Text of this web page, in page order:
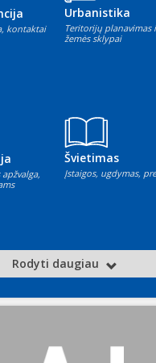
kontaktai
Urbanistika
Teritorijų planavimas
žemės sklypai
Švietimas
Įstaigos, ugdymas,
Rodyti daugiau